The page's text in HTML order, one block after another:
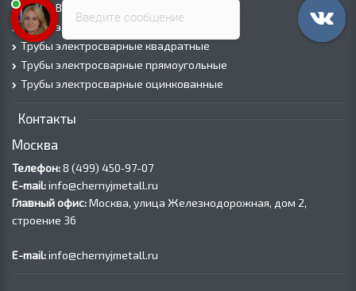
Трубы ВГП оцинкованные
Трубы электросварные круглые
Трубы электросварные квадратные
Трубы электросварные прямоугольные
Трубы электросварные оцинкованные
Контакты
Москва
Телефон:8 (499) 450‑97-07
E-mail:info@chernyjmetall.ru
Главный офис:Москва, улица Железнодорожная, дом 2,
строение 36
E-mail:info@chernyjmetall.ru
Введите сообщение